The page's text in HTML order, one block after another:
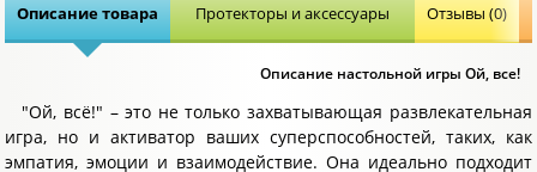
Описание товара Протекторы и аксессуары Отзывы (0)
Описание настольной игры Ой, все!
"Ой, всё!" – это не только захватывающая развлекательная
игра, но и активатор ваших суперспособностей, таких, как
эмпатия, эмоции и взаимодействие. Она идеально подходит